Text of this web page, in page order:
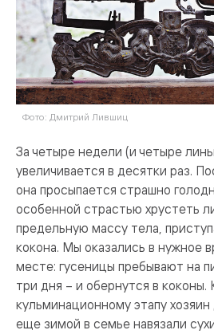
Фото: Дмитрий Лившиц
За четыре недели (и четыре
увеличивается в десятки раз.
она просыпается страшно
особенной страстью хрустеть
предельную массу тела,
кокона. Мы оказались в нужное
месте: гусеницы пребывают на
три дня – и обернутся в коконы.
кульминационному этапу хозяин
еще зимой в семье навязали